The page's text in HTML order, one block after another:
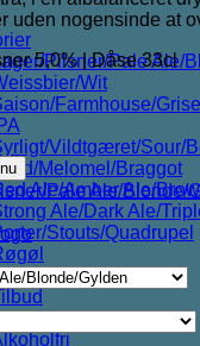
Pilsner/Pale Ale/
Wit
Farmhouse/
IPA
Vildtgæret/Sour/
Melomel/Braggot
Ale/Amber Ale/
Ale/Dark Ale/
Stouts/Quadrupel
uden nogensinde at
5,0% | Dåse 33cl
Pale Ale/Blonde/